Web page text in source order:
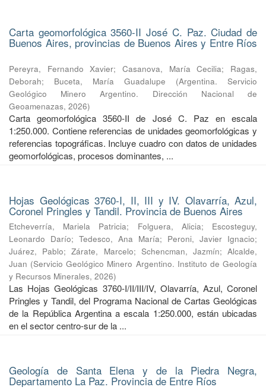
Carta geomorfológica 3560-II José C. Paz. Ciudad de
Buenos Aires, provincias de Buenos Aires y Entre Ríos
Pereyra, Fernando Xavier;Casanova, María Cecilia; Ragas,
Deborah; Buceta, María Guadalupe (Argentina. Servicio
Geológico Minero Argentino. Dirección Nacional de
Geoamenazas, 2026)
Carta geomorfológica 3560-II de José C. Paz en escala
1:250.000. Contiene referencias de unidades geomorfológicas y
referencias topográficas. Incluye cuadro con datos de unidades
geomorfológicas, procesos dominantes, ...
Hojas Geológicas 3760-I, II, III y IV. Olavarría, Azul,
Coronel Pringles y Tandil. Provincia de Buenos Aires
Etcheverría, Mariela Patricia; Folguera, Alicia; Escosteguy,
Leonardo Darío; Tedesco, Ana María; Peroni, Javier Ignacio;
Juárez, Pablo;Zárate, Marcelo; Schencman, Jazmín;Alcalde,
Juan (Servicio Geológico Minero Argentino. Instituto de Geología
y Recursos Minerales, 2026)
Las Hojas Geológicas 3760-I/II/III/IV, Olavarría, Azul, Coronel
Pringles y Tandil, del Programa Nacional de Cartas Geológicas
de la República Argentina a escala 1:250.000, están ubicadas
en el sector centro-sur de la ...
Geología de Santa Elena y de la Piedra Negra,
Departamento La Paz. Provincia de Entre Ríos